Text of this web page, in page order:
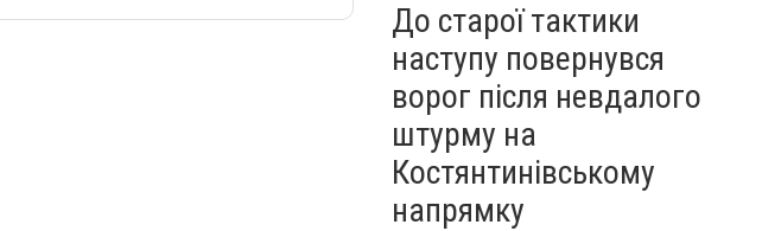
До старої тактики
наступу повернувся
ворог після невдалого
штурму на
Костянтинівському
напрямку